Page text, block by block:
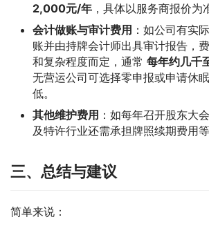
2,000元/年 ，具体以服务商报价为
会计做账与审计费用 ：如公司有实
账并由持牌会计师出具审计报告，
和复杂程度而定，通常 每年约几千
无营运公司可选择零申报或申请休
低。
其他维护费用 ：如每年召开股东大
及特许行业还需承担牌照续期费用等
三、总结与建议
简单来说：